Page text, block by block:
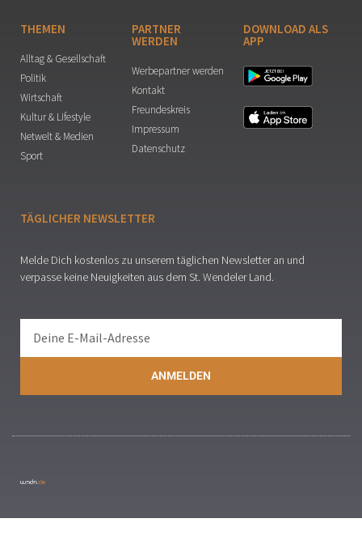
THEMEN
Alltag & Gesellschaft
Politik
Wirtschaft
Kultur & Lifestyle
Netwelt & Medien
Sport
PARTNER
WERDEN
Werbepartner werden
Kontakt
Freundeskreis
Impressum
Datenschutz
DOWNLOAD ALS
APP
TÄGLICHER NEWSLETTER
Melde Dich kostenlos zu unserem täglichen Newsletter an und
verpasse keine Neuigkeiten aus dem St. Wendeler Land.
ANMELDEN